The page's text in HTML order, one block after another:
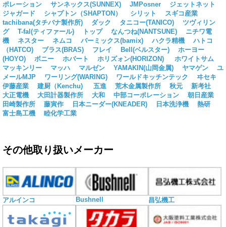
ポレーション
サンネックス(SUNNEX) JMPosner
ジェットネット
ジャガード
シャプトン（SHAPTON） シリット
スギコ産業
tachibana(タチバナ製作所)
ダック タニコー(TANICO)
ツヴィリン
グ
T-fal(ティファール) トップ なんつね(NANTSUNE)
ニチワ電
機
ネスター ネムコ バーミックス(bamix) ハクラ精機
ハトコ
（HATCO)
ブラス(BRAS) フレイ Bell(ベルスター)
ホーヨー
(HOYO)
ボニー ホバート ホリズォン(HORIZON)
ホワイトサム
マッキンリー
マッハ マルゼン YAMAKIN(山岡金属) ヤマゲン
ユ
メールMJP
ワーリング(WARING) ワールドキッチンテック
ヰセキ
伊藤産業
建厨（Kenchu) 五進 荒木金属製作所 秋元
新考社
大正電機
大田計器製作所 大和 中部コーポレーション
朝日産業
田崎製作所
藤寅作 日本ニーダー(KNEADER) 日本洗浄機
熱研
富士島工機
睦化学工業
その他取り扱いメーカー
アルインコ Bushnell 昌弘機工